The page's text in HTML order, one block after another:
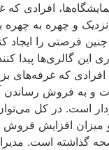
افرادی
نزدیک و چهره به
چنین فرصتی را ایجاد
این گالری‌ها پیدا
افرادی که غرفه‌های
و به فروش رساندن
است. در کل
و میزان افزایش
گذاشته است.